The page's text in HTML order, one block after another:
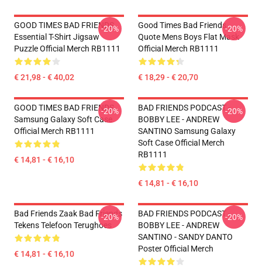
GOOD TIMES BAD FRIENDS
Essential T-Shirt Jigsaw
Puzzle Official Merch RB1111
€ 21,98 - € 40,02
-20%
Good Times Bad Friends
Quote Mens Boys Flat Mask
Official Merch RB1111
€ 18,29 - € 20,70
-20%
GOOD TIMES BAD FRIENDS
Samsung Galaxy Soft Case
Official Merch RB1111
€ 14,81 - € 16,10
-20%
BAD FRIENDS PODCAST -
BOBBY LEE - ANDREW
SANTINO Samsung Galaxy
Soft Case Official Merch
RB1111
€ 14,81 - € 16,10
-20%
Bad Friends Zaak Bad Friends
Tekens Telefoon Terughoes
€ 14,81 - € 16,10
-20%
BAD FRIENDS PODCAST -
BOBBY LEE - ANDREW
SANTINO - SANDY DANTO
Poster Official Merch
-20%